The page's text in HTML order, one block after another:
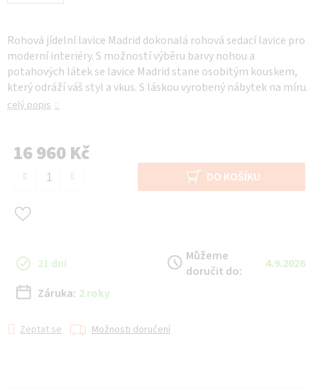
Rohová jídelní lavice Madrid dokonalá rohová sedací lavice pro
moderní interiéry. S možností výběru barvy nohou a
potahových látek se lavice Madrid stane osobitým kouskem,
který odráží váš styl a vkus. S láskou vyrobený nábytek na míru.
celý popis
16 960 Kč
DO KOŠÍKU
21 dní
Můžeme
doručit do:
4.9.2026
Záruka: 2 roky
Zeptat se Možnosti doručení